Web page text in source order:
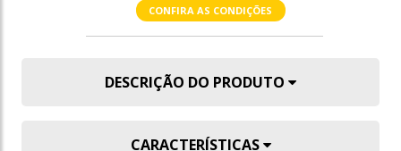
CONFIRA AS CONDIÇÕES
DESCRIÇÃO DO PRODUTO
CARACTERÍSTICAS